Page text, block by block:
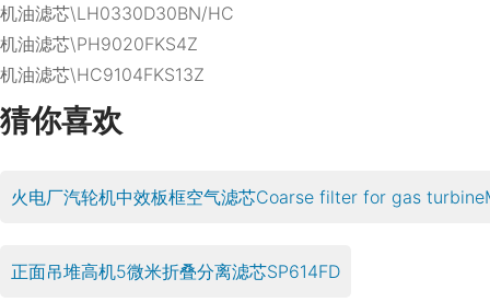
机油滤芯\LH0330D30BN/HC
机油滤芯\PH9020FKS4Z
机油滤芯\HC9104FKS13Z
猜你喜欢
火电厂汽轮机中效板框空气滤芯Coarse filter for gas
正面吊堆高机5微米折叠分离滤芯SP614FD